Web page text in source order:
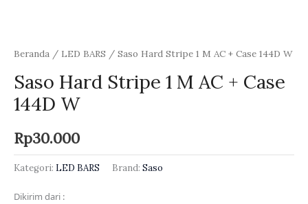
Beranda / LED BARS / Saso Hard Stripe 1 M AC + Case 144D W
Saso Hard Stripe 1 M AC + Case
144D W
Rp30.000
Kategori: LED BARS Brand: Saso
Dikirim dari :